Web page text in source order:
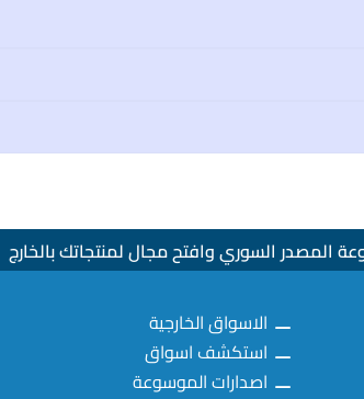
المصدر السوري وافتح مجال لمنتجاتك بالخارج
الاسواق الخارجية
استكشف اسواق
اصدارات الموسوعة